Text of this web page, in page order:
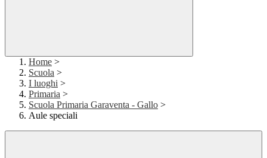
Home >
Scuola >
I luoghi >
Primaria >
Scuola Primaria Garaventa - Gallo >
Aule speciali